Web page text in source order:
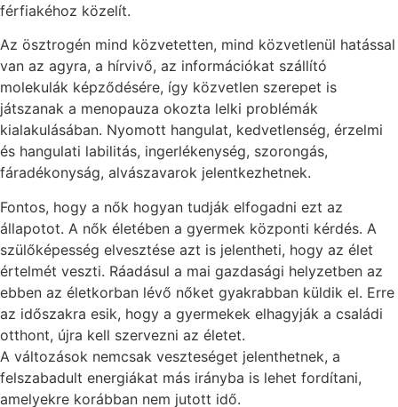
férfiakéhoz közelít.
Az ösztrogén mind közvetetten, mind közvetlenül hatással
van az agyra, a hírvivő, az információkat szállító
molekulák képződésére, így közvetlen szerepet is
játszanak a menopauza okozta lelki problémák
kialakulásában. Nyomott hangulat, kedvetlenség, érzelmi
és hangulati labilitás, ingerlékenység, szorongás,
fáradékonyság, alvászavarok jelentkezhetnek.
Fontos, hogy a nők hogyan tudják elfogadni ezt az
állapotot. A nők életében a gyermek központi kérdés. A
szülőképesség elvesztése azt is jelentheti, hogy az élet
értelmét veszti. Ráadásul a mai gazdasági helyzetben az
ebben az életkorban lévő nőket gyakrabban küldik el. Erre
az időszakra esik, hogy a gyermekek elhagyják a családi
otthont, újra kell szervezni az életet.
A változások nemcsak veszteséget jelenthetnek, a
felszabadult energiákat más irányba is lehet fordítani,
amelyekre korábban nem jutott idő.